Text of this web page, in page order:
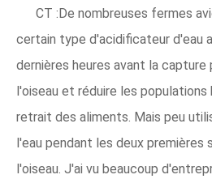
CT :De nombreuses fermes
certain type d'acidificateur d'eau
dernières heures avant la
l'oiseau et réduire les
retrait des aliments. Mais peu
l'eau pendant les deux premières
l'oiseau. J'ai vu beaucoup